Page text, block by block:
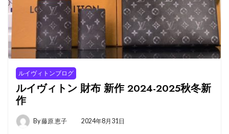
ルイヴィトンブログ
ルイヴィトン 財布 新作 2024-2025秋冬新
作
By藤原 恵子 2024年8月31日